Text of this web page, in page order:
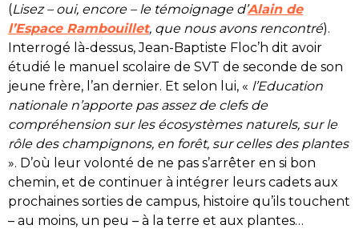
(Lisez – oui, encore – le témoignage d’Alain de
l’Espace Rambouillet, que nous avons rencontré).
Interrogé là-dessus, Jean-Baptiste Floc’h dit avoir
étudié le manuel scolaire de SVT de seconde de son
jeune frère, l’an dernier. Et selon lui, « l’Education
nationale n’apporte pas assez de clefs de
compréhension sur les écosystèmes naturels, sur le
rôle des champignons, en forêt, sur celles des plantes
». D’où leur volonté de ne pas s’arrêter en si bon
chemin, et de continuer à intégrer leurs cadets aux
prochaines sorties de campus, histoire qu’ils touchent
– au moins, un peu – à la terre et aux plantes…